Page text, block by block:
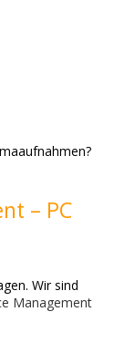
– PC
Wir sind
Management